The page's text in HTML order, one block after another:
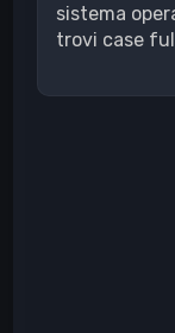
sistema
trovi case